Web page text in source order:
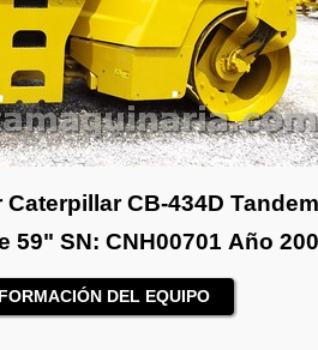
CB-434D Tandem
59" SN: CNH00701 Año
DEL EQUIPO